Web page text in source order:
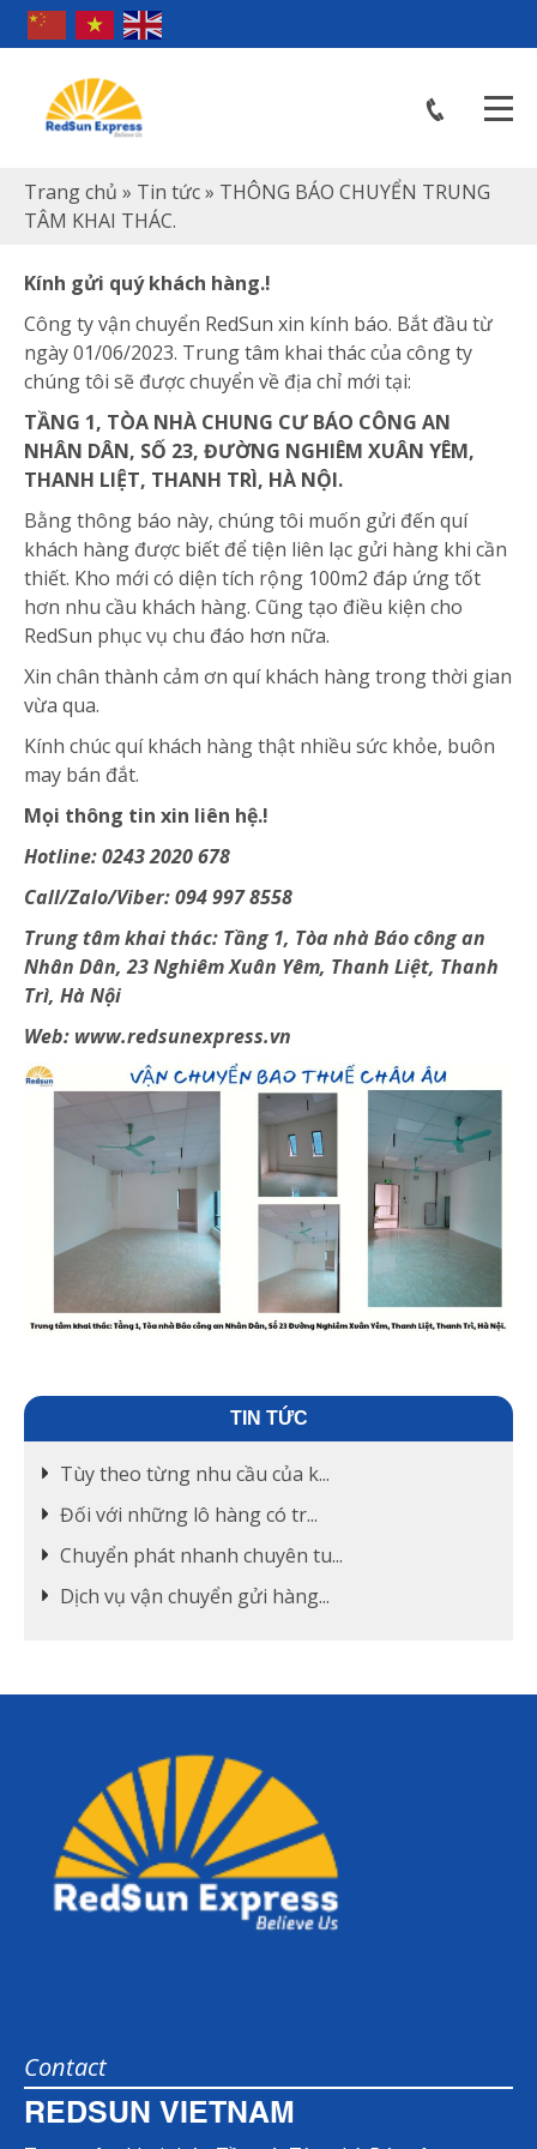
Trang chủ » Tin tức» THÔNG BÁO CHUYỂN TRUNG
TÂM KHAI THÁC.
Kính gửi quý khách hàng.!
Công ty vận chuyển RedSun xin kính báo. Bắt đầu từ
ngày 01/06/2023. Trung tâm khai thác của công ty
chúng tôi sẽ được chuyển về địa chỉ mới tại:
TẦNG 1, TÒA NHÀ CHUNG CƯ BÁO CÔNG AN
NHÂN DÂN, SỐ 23, ĐƯỜNG NGHIÊM XUÂN YÊM,
THANH LIỆT, THANH TRÌ, HÀ NỘI.
Bằng thông báo này, chúng tôi muốn gửi đến quí
khách hàng được biết để tiện liên lạc gửi hàng khi cần
thiết. Kho mới có diện tích rộng 100m2 đáp ứng tốt
hơn nhu cầu khách hàng. Cũng tạo điều kiện cho
RedSun phục vụ chu đáo hơn nữa.
Xin chân thành cảm ơn quí khách hàng trong thời gian
vừa qua.
Kính chúc quí khách hàng thật nhiều sức khỏe, buôn
may bán đắt.
Mọi thông tin xin liên hệ.!
Hotline: 0243 2020 678
Call/Zalo/Viber: 094 997 8558
Trung tâm khai thác: Tầng 1, Tòa nhà Báo công an
Nhân Dân, 23 Nghiêm Xuân Yêm, Thanh Liệt, Thanh
Trì, Hà Nội
Web: www.redsunexpress.vn
TIN TỨC
Tùy theo từng nhu cầu của k...
Đối với những lô hàng có tr...
Chuyển phát nhanh chuyên tu...
Dịch vụ vận chuyển gửi hàng...
Contact
REDSUN VIETNAM